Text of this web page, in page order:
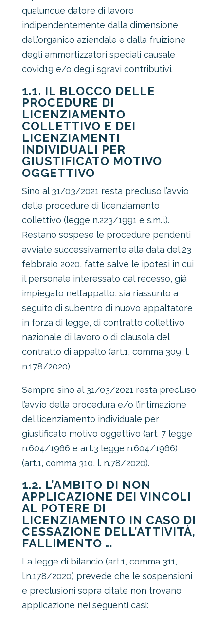
qualunque datore di lavoro
indipendentemente dalla dimensione
dell’organico aziendale e dalla fruizione
degli ammortizzatori speciali causale
covid19 e/o degli sgravi contributivi.
1.1. IL BLOCCO DELLE
PROCEDURE DI
LICENZIAMENTO
COLLETTIVO E DEI
LICENZIAMENTI
INDIVIDUALI PER
GIUSTIFICATO MOTIVO
OGGETTIVO
Sino al 31/03/2021 resta precluso l’avvio
delle procedure di licenziamento
collettivo (legge n.223/1991 e s.m.i.).
Restano sospese le procedure pendenti
avviate successivamente alla data del 23
febbraio 2020, fatte salve le ipotesi in cui
il personale interessato dal recesso, già
impiegato nell’appalto, sia riassunto a
seguito di subentro di nuovo appaltatore
in forza di legge, di contratto collettivo
nazionale di lavoro o di clausola del
contratto di appalto (art.1, comma 309, l.
n.178/2020).
Sempre sino al 31/03/2021 resta precluso
l’avvio della procedura e/o l’intimazione
del licenziamento individuale per
giustificato motivo oggettivo (art. 7 legge
n.604/1966 e art.3 legge n.604/1966)
(art.1, comma 310, l. n.78/2020).
1.2. L’AMBITO DI NON
APPLICAZIONE DEI VINCOLI
AL POTERE DI
LICENZIAMENTO IN CASO DI
CESSAZIONE DELL’ATTIVITÀ,
FALLIMENTO …
La legge di bilancio (art.1, comma 311,
l.n.178/2020) prevede che le sospensioni
e preclusioni sopra citate non trovano
applicazione nei seguenti casi: